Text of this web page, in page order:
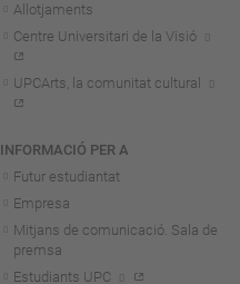
Allotjaments
Centre Universitari de la Visió
UPCArts, la comunitat cultural
INFORMACIÓ PER A
Futur estudiantat
Empresa
Mitjans de comunicació. Sala de
premsa
Estudiants UPC